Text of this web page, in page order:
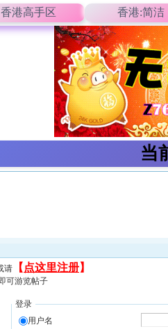
香港高手区 香港:简洁
当
请 【 点这里注册】
可游览帖子
登录
用户名